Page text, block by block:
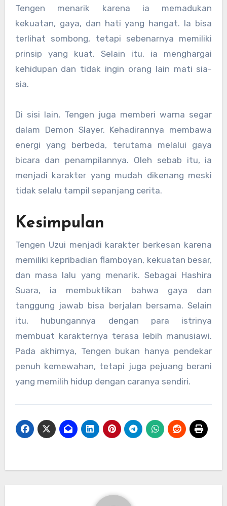
Tengen menarik karena ia memadukan
kekuatan, gaya, dan hati yang hangat. Ia bisa
terlihat sombong, tetapi sebenarnya memiliki
prinsip yang kuat. Selain itu, ia menghargai
kehidupan dan tidak ingin orang lain mati sia-
sia.
Di sisi lain, Tengen juga memberi warna segar
dalam Demon Slayer. Kehadirannya membawa
energi yang berbeda, terutama melalui gaya
bicara dan penampilannya. Oleh sebab itu, ia
menjadi karakter yang mudah dikenang meski
tidak selalu tampil sepanjang cerita.
Kesimpulan
Tengen Uzui menjadi karakter berkesan karena
memiliki kepribadian flamboyan, kekuatan besar,
dan masa lalu yang menarik. Sebagai Hashira
Suara, ia membuktikan bahwa gaya dan
tanggung jawab bisa berjalan bersama. Selain
itu, hubungannya dengan para istrinya
membuat karakternya terasa lebih manusiawi.
Pada akhirnya, Tengen bukan hanya pendekar
penuh kemewahan, tetapi juga pejuang berani
yang memilih hidup dengan caranya sendiri.